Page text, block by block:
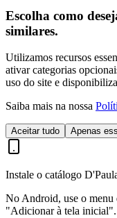
Escolha como
similares.
Utilizamos recursos
ativar categorias
uso do site e
Saiba mais na nossa
Aceitar tudo Apenas
Instale o catálogo
No Android, use o menu
"Adicionar à tela inicial".